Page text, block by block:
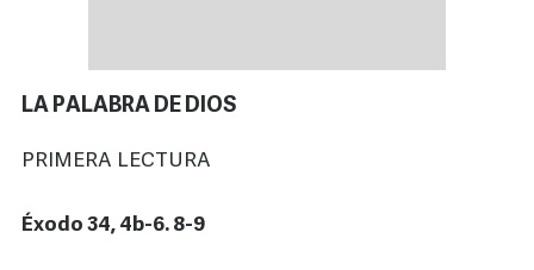
LA PALABRA DE DIOS
PRIMERA LECTURA
Éxodo 34, 4b-6. 8-9